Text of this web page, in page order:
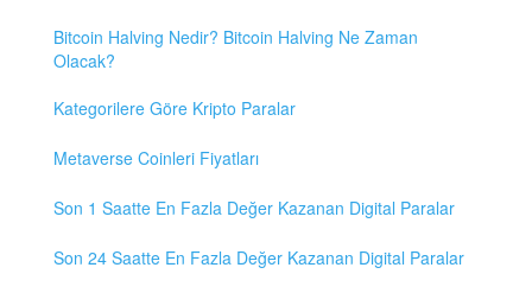
Bitcoin Halving Nedir? Bitcoin Halving Ne Zaman
Olacak?
Kategorilere Göre Kripto Paralar
Metaverse Coinleri Fiyatları
Son 1 Saatte En Fazla Değer Kazanan Digital Paralar
Son 24 Saatte En Fazla Değer Kazanan Digital Paralar